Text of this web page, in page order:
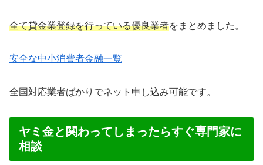
全て貸金業登録を行っている優良業者をまとめました。
安全な中小消費者金融一覧
全国対応業者ばかりでネット申し込み可能です。
ヤミ金と関わってしまったらすぐ専門家に
相談